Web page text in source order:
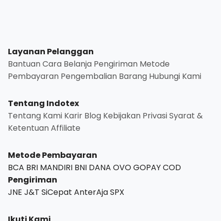
Layanan Pelanggan
BantuanCara Belanja Pengiriman Metode
Pembayaran Pengembalian Barang Hubungi Kami
Tentang Indotex
Tentang Kami Karir Blog Kebijakan PrivasiSyarat &
KetentuanAffiliate
Metode Pembayaran
BCA BRI MANDIRI BNI DANA OVOGOPAYCOD
Pengiriman
JNE J&T SiCepat AnterAjaSPX